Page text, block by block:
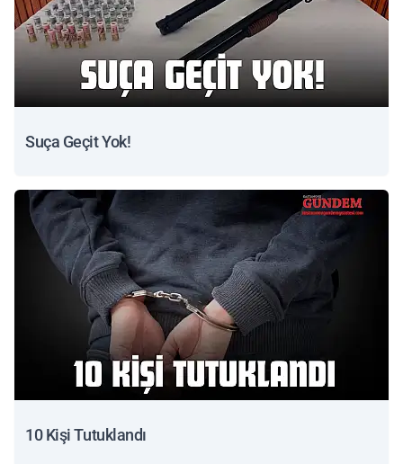
Suça Geçit Yok!
10 Kişi Tutuklandı